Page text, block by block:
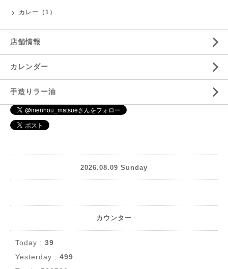
カレー（1）
店舗情報
カレンダー
手造りラー油
2026.08.09 Sunday
カウンター
Today : 39
Yesterday : 499